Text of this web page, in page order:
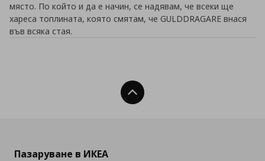
място. По който и да е начин, се надявам, че всеки ще
хареса топлината, която смятам, че GULDDRAGARE внася
във всяка стая.
Нагоре
Пазаруване в ИКЕА